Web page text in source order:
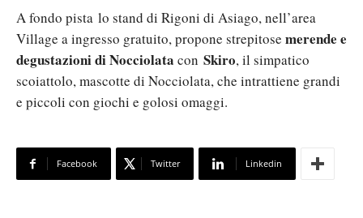
A fondo pista lo stand di Rigoni di Asiago, nell’area
Village a ingresso gratuito, propone strepitose merende e
degustazioni di Nocciolata con Skiro, il simpatico
scoiattolo, mascotte di Nocciolata, che intrattiene grandi
e piccoli con giochi e golosi omaggi.
Facebook Twitter Linkedin